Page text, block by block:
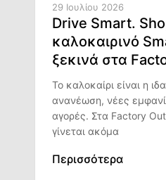
29 Ιουλίου 2026
Drive Smart.
καλοκαιρινό
ξεκινά στα
Το καλοκαίρι είναι η
ανανέωση, νέες
αγορές. Στα Factory
γίνεται ακόμα
Περισσότερα